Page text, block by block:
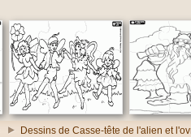
Dessins de Casse-tête de l'alien et